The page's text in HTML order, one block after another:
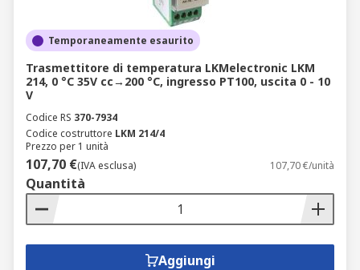
Temporaneamente esaurito
Trasmettitore di temperatura LKMelectronic LKM
214, 0 °C 35V cc→200 °C, ingresso PT100, uscita 0 - 10
V
Codice RS 370-7934
Codice costruttore LKM 214/4
Prezzo per 1 unità
107,70 €(IVA esclusa) 107,70 €/unità
Quantità
Aggiungi